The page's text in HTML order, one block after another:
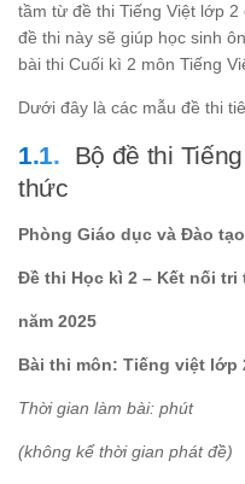
tầm từ đề thi Tiếng Việt lớp
đề thi này sẽ giúp học sinh
bài thi Cuối kì 2 môn Tiếng
Dưới đây là các mẫu đề thi
Bộ đề thi
thức
Phòng Giáo dục và Đào
Đề thi Học kì 2 – Kết nối tri
năm 2025
Bài thi môn: Tiếng việt lớp
Thời gian làm bài: phút
(không kể thời gian phát đề)